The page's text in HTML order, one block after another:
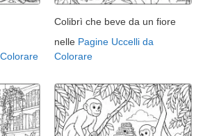
Colibrì che beve da un fiore
nelle Pagine Uccelli da
Colorare